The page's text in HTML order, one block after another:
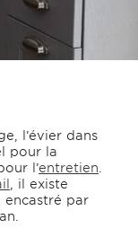
l’évier dans
pour la
l’entretien
, il existe
encastré par